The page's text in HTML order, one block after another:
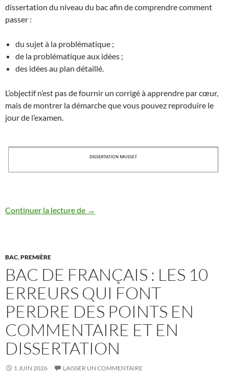
dissertation du niveau du bac afin de comprendre comment
passer :
du sujet à la problématique ;
de la problématique aux idées ;
des idées au plan détaillé.
L’objectif n’est pas de fournir un corrigé à apprendre par cœur,
mais de montrer la démarche que vous pouvez reproduire le
jour de l’examen.
Continuer la lecture de Comment analyser un sujet de
→
BAC,PREMIÈRE
BAC DE FRANÇAIS : LES 10
ERREURS QUI FONT
PERDRE DES POINTS EN
COMMENTAIRE ET EN
DISSERTATION
1 JUIN 2026 LAISSER UN COMMENTAIRE